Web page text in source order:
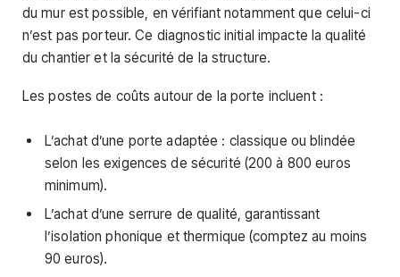
du mur est possible, en vérifiant notamment que celui-ci
n’est pas porteur. Ce diagnostic initial impacte la qualité
du chantier et la sécurité de la structure.
Les postes de coûts autour de la porte incluent :
L’achat d’une porte adaptée : classique ou blindée
selon les exigences de sécurité (200 à 800 euros
minimum).
L’achat d’une serrure de qualité, garantissant
l’isolation phonique et thermique (comptez au moins
90 euros).